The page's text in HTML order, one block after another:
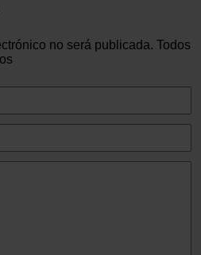
no será publicada. Todos